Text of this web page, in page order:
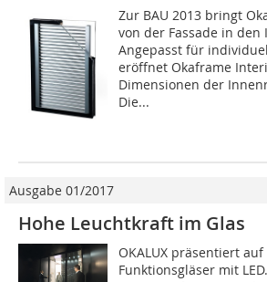
Zur BAU 2013 bringt
von der Fassade in den
Angepasst für
eröffnet Okaframe
Dimensionen der
Die...
Ausgabe 01/2017
Hohe Leuchtkraft im Glas
OKALUX präsentiert
Funktionsgläser mit